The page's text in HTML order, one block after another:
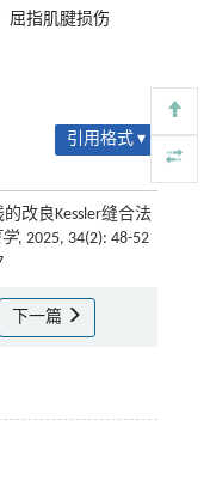
屈指肌腱损伤
引用格式 ▾
改良Kessler缝合法
, 2025, 34(2): 48-52
下一篇